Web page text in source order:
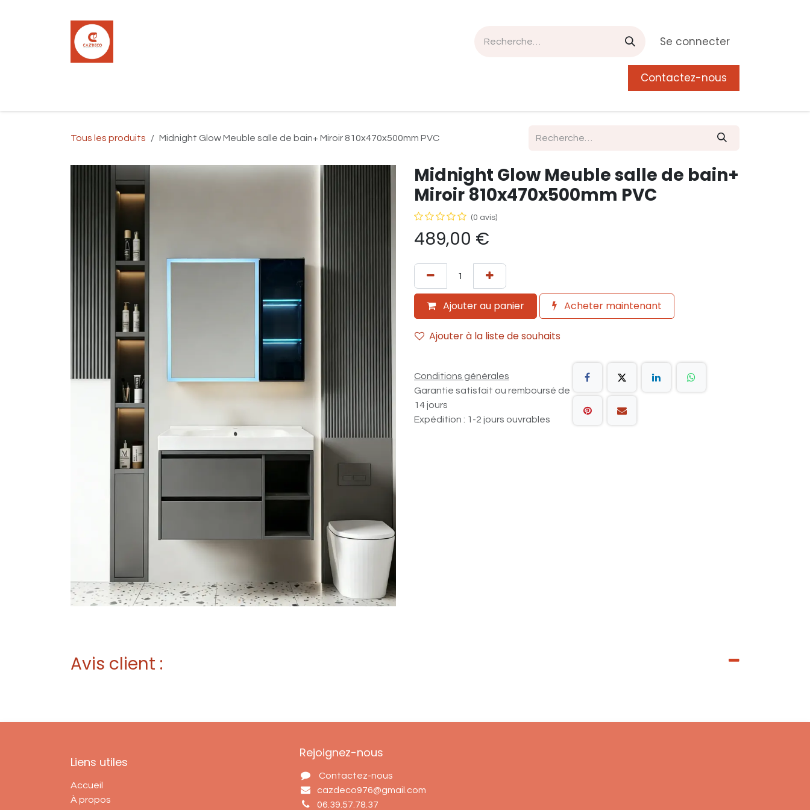
Se connecter
Postes
0
Contactez-nous
Tous les produits Midnight Glow Meuble salle de bain+ Miroir 810x470x500mm PVC
Midnight Glow Meuble salle de bain+
Miroir 810x470x500mm PVC
(0 avis)
489,00 €
Ajouter au panier Acheter maintenant
Ajouter à la liste de souhaits
Conditions générales
Garantie satisfait ou remboursé de
14 jours
Expédition : 1-2 jours ouvrables
Avis client :
Liens utiles
Accueil
À propos
Rejoignez-nous
Contactez-nous
cazdeco976@gmail.com
06.39.57.78.37